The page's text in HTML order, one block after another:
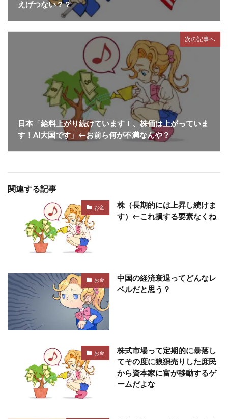
えげつない？？
次の記事へ
日本「給料上がり続けています！、株価は上がっていま
す！AI大国です」←お前ら何が不満なんや？
関連する記事
お金
株（長期的には上昇し続けま
す）←これ損する要素なくね
お金
中国の経済衰退ってどんなレ
ベルだと思う？
お金
株式市場って定期的に暴落し
てその度に狼狽売りした庶民
から資本家に富が移動するゲ
ームだよな